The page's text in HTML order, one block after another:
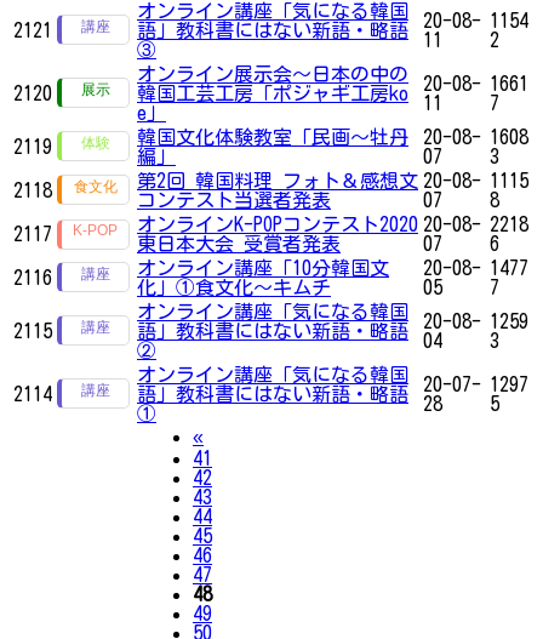
2121
オンライン講座「気になる韓国
語」教科書にはない新語・略語
③
20-08-
11
1154
2
2120
オンライン展示会〜日本の中の
韓国工芸工房「ポジャギ工房ko
e」
20-08-
11
1661
7
2119
韓国文化体験教室「民画〜牡丹
編」
20-08-
07
1608
3
2118
第2回 韓国料理 フォト＆感想文
コンテスト当選者発表
20-08-
07
1115
8
2117
オンラインK-POPコンテスト2020
東日本大会 受賞者発表
20-08-
07
2218
6
2116
オンライン講座「10分韓国文
化」①食文化〜キムチ
20-08-
05
1477
7
2115
オンライン講座「気になる韓国
語」教科書にはない新語・略語
②
20-08-
04
1259
3
2114
オンライン講座「気になる韓国
語」教科書にはない新語・略語
①
20-07-
28
1297
5
«Previous
41
42
43
44
45
46
47
48
49
50